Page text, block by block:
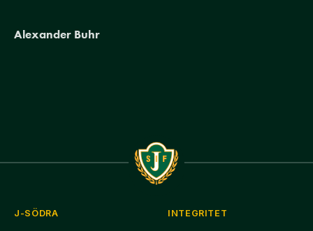
Alexander Buhr
J-SÖDRA INTEGRITET